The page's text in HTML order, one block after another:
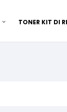
TONER KIT DI